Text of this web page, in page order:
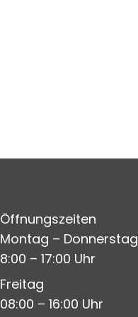
Öffnungszeiten
Montag – Donnerstag
8:00 – 17:00 Uhr
Freitag
08:00 – 16:00 Uhr